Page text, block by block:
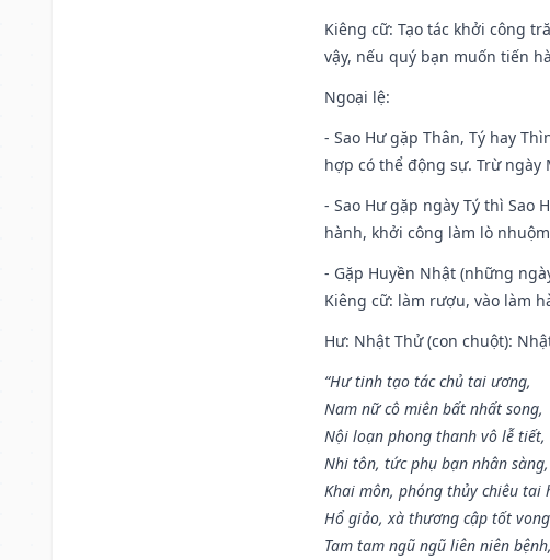
Kiêng cữ: Tạo tác khởi công
vậy, nếu quý bạn muốn tiến
Ngoại lệ:
- Sao Hư gặp Thân, Tý hay
hợp có thể động sự. Trừ ngày
- Sao Hư gặp ngày Tý thì Sao
hành, khởi công làm lò
- Gặp Huyền Nhật (những
Kiêng cữ: làm rượu, vào làm
Hư: Nhật Thử (con chuột):
“Hư tinh tạo tác chủ tai ương,
Nam nữ cô miên bất nhất song,
Nội loạn phong thanh vô lễ tiết,
Nhi tôn, tức phụ bạn nhân sàng,
Khai môn, phóng thủy chiêu tai
Hổ giảo, xà thương cập tốt
Tam tam ngũ ngũ liên niên bệnh,